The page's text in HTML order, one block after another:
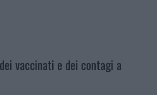
vaccinati e dei contagi a